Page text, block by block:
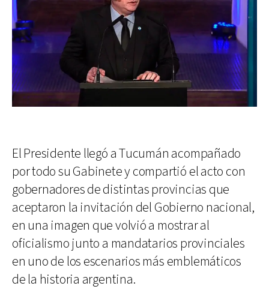
El Presidente llegó a Tucumán acompañado
por todo su Gabinete y compartió el acto con
gobernadores de distintas provincias que
aceptaron la invitación del Gobierno nacional,
en una imagen que volvió a mostrar al
oficialismo junto a mandatarios provinciales
en uno de los escenarios más emblemáticos
de la historia argentina.